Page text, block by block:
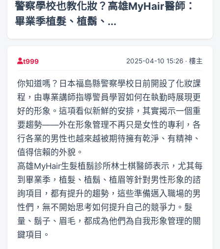
警察學校也教化妝？高雄MyHair醫師：
畢業季植髮、植鬍、...
t999 2025-04-10 15:26 · 樓主
你知道嗎？日本福島縣警察學校日前開設了化妝課
程，由專業講師指導警員學習如何在執勤時展現更
好的形象。這項看似新鮮的安排，其實揭示一個重
要趨勢——外在形象管理不再只是女性的專利，各
行各業的男性也越來越被期待擁有乾淨、有精神、
值得信賴的外貌。
高雄MyHair生髮植鬍診所林士棋醫師表示，尤其每
到畢業季，植髮、植鬍、植眉等針對男性形象的諮
詢項目，都有提升的趨勢，這些準備邁入職場的男
性們，無不開始思考如何提升自己的競爭力。髮
量、鬍子、眉毛，都成為他們為自我形象管理的關
鍵項目。